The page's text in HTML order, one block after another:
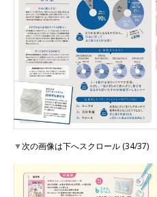
▼次の画像は下へスクロール (34/37)